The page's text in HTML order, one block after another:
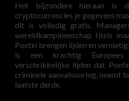
Het bijzondere hieraan is
cryptocurrencies je gegevens
dit is volledig gratis.
wereldkampioenschap titels
Poetin brengen lijden en
is een krachtig
verschrikkelijke lijden dat
criminele aanvalsoorlog, neemt
laatste derde.